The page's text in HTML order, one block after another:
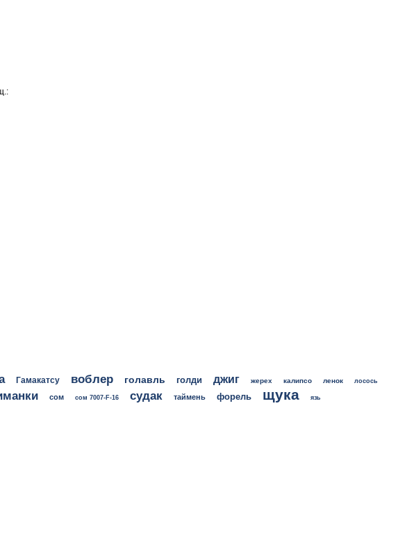
Гамакатсу воблер голавль голди джиг жерех калипсо ленок лосось
сом сом 7007-F-16 судак таймень форель щука язь